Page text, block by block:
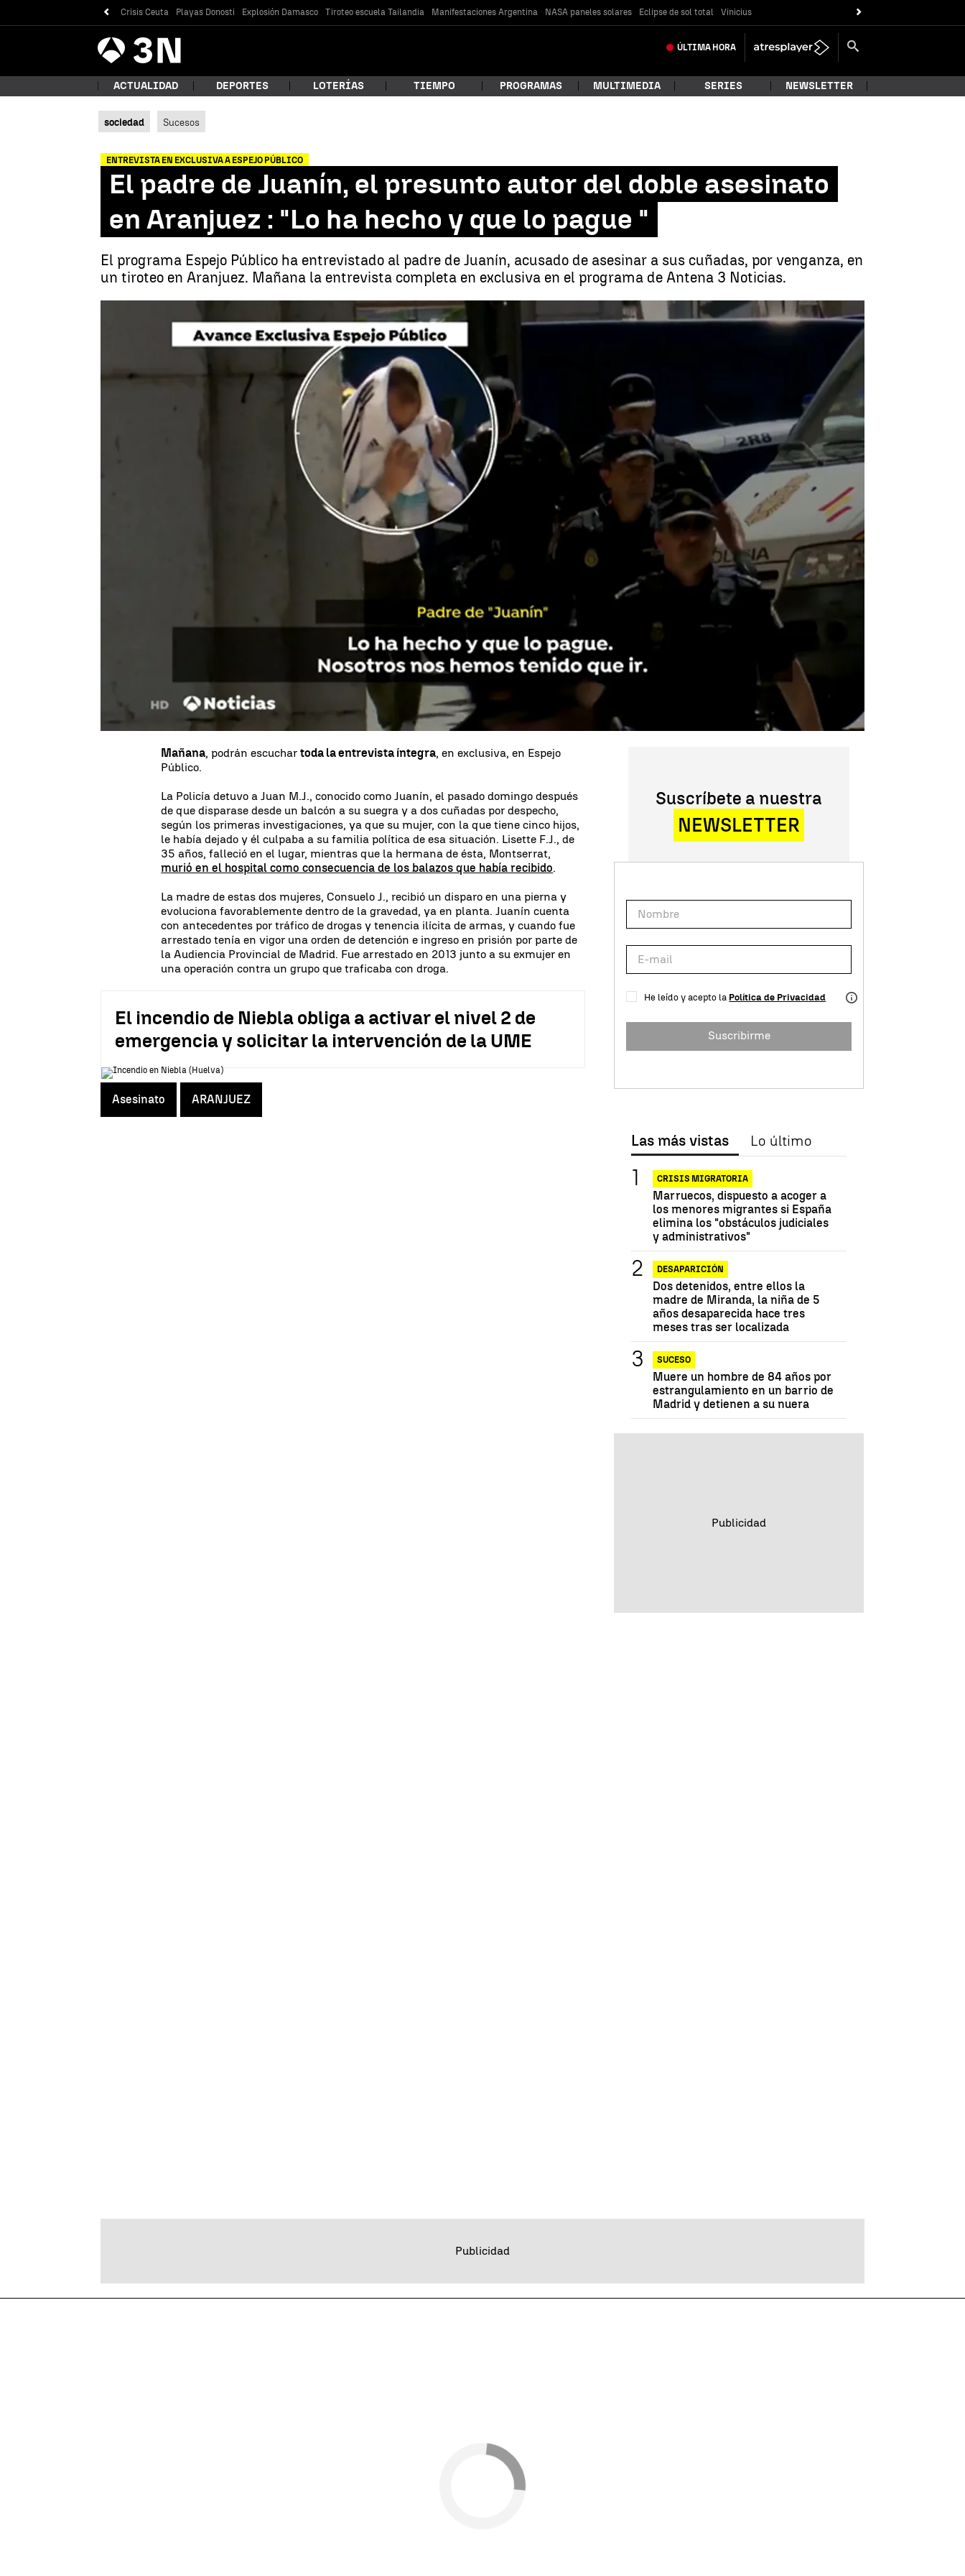
Crisis Ceuta Playas Donosti Explosión Damasco Tiroteo escuela Tailandia Manifestaciones Argentina NASA paneles solares Eclipse de sol total Vinicius
Antena
3 Noticias ÚLTIMA HORA
¿Qué estás buscando?
Buscar
ACTUALIDAD DEPORTES LOTERÍAS TIEMPO PROGRAMAS MULTIMEDIA SERIES NEWSLETTER
sociedad Sucesos
ENTREVISTA EN EXCLUSIVA A ESPEJO PÚBLICO
El padre de Juanín, el presunto autor del doble asesinato
en Aranjuez : "Lo ha hecho y que lo pague "
El programa Espejo Público ha entrevistado al padre de Juanín, acusado de asesinar a sus cuñadas, por venganza, en
un tiroteo en Aranjuez. Mañana la entrevista completa en exclusiva en el programa de Antena 3 Noticias.
El padre de Juanín, el presunto autor del doble asesinato en Aranjuez : "Lo ha hecho y que lo pague " | Antena 3 Noticias
WhatsappFacebook Linkedin
Antena 3 Noticias
Juanín, acusado de asesinar a sus cuñadas en un tiroteo en Aranjuezla
semana pasada.
el único responsable es su hijoy que ellos lo han perdido todo
por su culpa, "hemos perdido nuestras casas, estamos pasando fatigas" asegura.
Además, temen que haya represalias contra su familia
"lo ha hecho y que lo
pague, nosotros nos hemos tenido que ir"
. "Hubiese preferido que hubieran
matado a mi hijo" añade el padre de Juanín.
Mañana, podrán escuchartoda la entrevista íntegra, en exclusiva, en Espejo
Público.
La Policía detuvo a Juan M.J., conocido como Juanín, el pasado domingo después
de que disparase desde un balcón a su suegra y a dos cuñadas por despecho,
según los primeras investigaciones, ya que su mujer, con la que tiene cinco hijos,
le había dejado y él culpaba a su familia política de esa situación. Lisette F.J., de
35 años, falleció en el lugar, mientras que la hermana de ésta, Montserrat,
murió en el hospital como consecuencia de los balazos que había recibido.
La madre de estas dos mujeres, Consuelo J., recibió un disparo en una pierna y
evoluciona favorablemente dentro de la gravedad, ya en planta. Juanín cuenta
con antecedentes por tráfico de drogas y tenencia ilícita de armas, y cuando fue
arrestado tenía en vigor una orden de detención e ingreso en prisión por parte de
la Audiencia Provincial de Madrid. Fue arrestado en 2013 junto a su exmujer en
una operación contra un grupo que traficaba con droga.
El incendio de Niebla obliga a activar el nivel 2 de
emergencia y solicitar la intervención de la UME
Asesinato ARANJUEZ
Suscríbete a nuestra
NEWSLETTER
He leído y acepto la Política de Privacidad
Suscribirme
Las más vistas Lo último
CRISIS MIGRATORIA
Marruecos, dispuesto a acoger a
los menores migrantes si España
elimina los "obstáculos judiciales
y administrativos"
DESAPARICIÓN
Dos detenidos, entre ellos la
madre de Miranda, la niña de 5
años desaparecida hace tres
meses tras ser localizada
SUCESO
Muere un hombre de 84 años por
estrangulamiento en un barrio de
Madrid y detienen a su nuera